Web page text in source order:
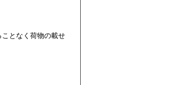
となく荷物の載せ